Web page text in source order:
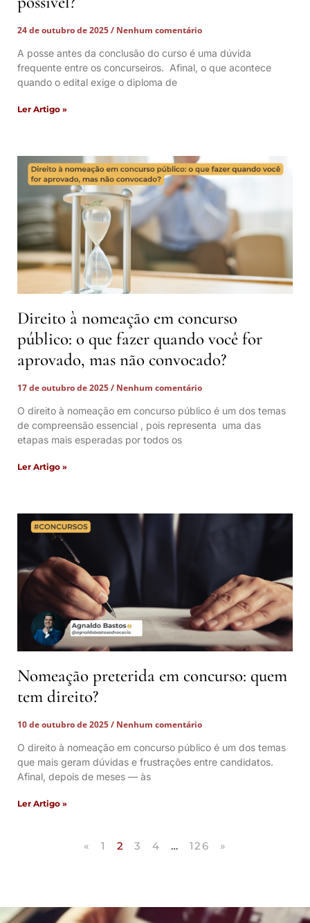
24 de outubro de 2025
Nenhum comentário
A posse antes da conclusão do curso é uma dúvida
frequente entre os concurseiros. Afinal, o que acontece
quando o edital exige o diploma de
Ler Artigo »
Direito à nomeação em concurso
público: o que fazer quando você for
aprovado, mas não convocado?
17 de outubro de 2025
Nenhum comentário
O direito à nomeação em concurso público é um dos temas
de compreensão essencial , pois representa uma das
etapas mais esperadas por todos os
Ler Artigo »
Nomeação preterida em concurso: quem
tem direito?
10 de outubro de 2025
Nenhum comentário
O direito à nomeação em concurso público é um dos temas
que mais geram dúvidas e frustrações entre candidatos.
Afinal, depois de meses — às
Ler Artigo »
« 1 2 3 4 … 126 »